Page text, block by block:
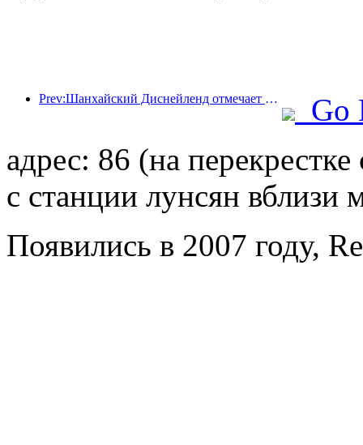
Prev:Шанхайский Диснейленд отмечает свою 10-летнюю годовщину, приняв на сегодняшний день более 100 миллионов посетителей.
Go
адрес: 86 (на
с станции лунсян вблизи
Появились в 2007 году,